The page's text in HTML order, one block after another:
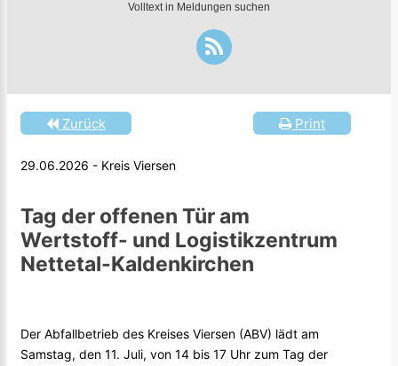
Volltext in Meldungen suchen
Print
Zurück
29.06.2026 - Kreis Viersen
Tag der offenen Tür am
Wertstoff- und Logistikzentrum
Nettetal-Kaldenkirchen
Der Abfallbetrieb des Kreises Viersen (ABV) lädt am
Samstag, den 11. Juli, von 14 bis 17 Uhr zum Tag der